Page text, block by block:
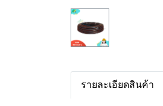
รายละเอียดสินค้า